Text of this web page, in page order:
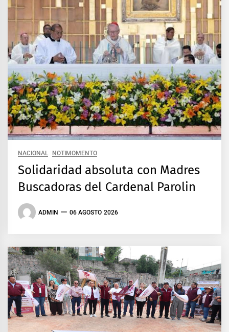
NACIONAL NOTIMOMENTO
Solidaridad absoluta con Madres
Buscadoras del Cardenal Parolin
ADMIN 06 AGOSTO 2026